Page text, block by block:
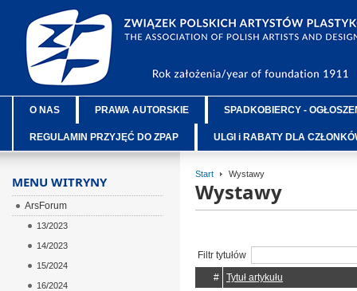
O NAS PRAWA AUTORSKIE SPADKOBIERCY -
REGULAMIN PRZYJĘĆ DO ZPAP ULGI i RABATY DLA
Start Wystawy
Wystawy
Filtr tytułów
#
Tytuł artykułu
MENU WITRYNY
ArsForum
13/2023
14/2023
15/2024
16/2024